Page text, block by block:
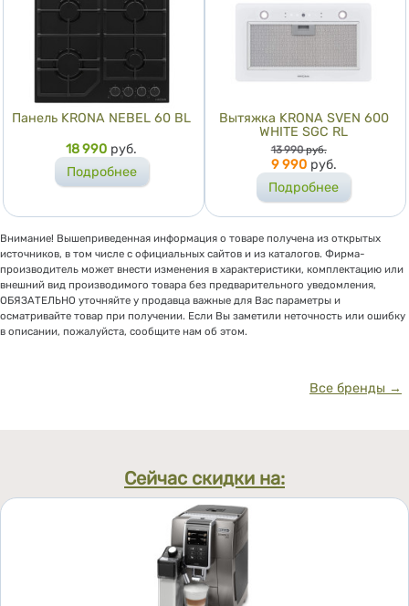
Панель KRONA NEBEL 60 BL
Цена
18 990 руб.
Подробнее
Вытяжка KRONA SVEN 600
WHITE SGC RL
Цена
13 990 руб.
9 990 руб.
Подробнее
Внимание! Вышеприведенная информация о товаре получена из открытых
источников, в том числе с официальных сайтов и из каталогов. Фирма-
производитель может внести изменения в характеристики, комплектацию или
внешний вид производимого товара без предварительного уведомления,
ОБЯЗАТЕЛЬНО уточняйте у продавца важные для Вас параметры и
осматривайте товар при получении. Если Вы заметили неточность или ошибку
в описании, пожалуйста, сообщите нам об этом.
Все бренды →
Сейчас скидки на: